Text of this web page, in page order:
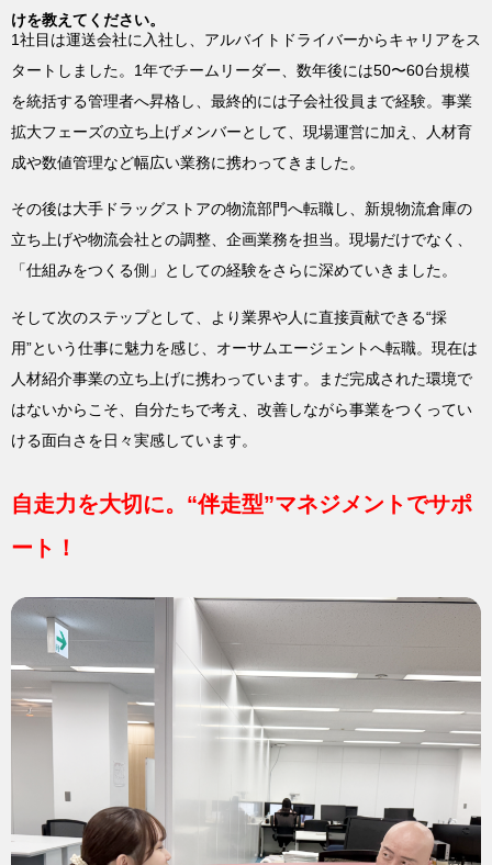
けを教えてください。
1社目は運送会社に入社し、アルバイトドライバーからキャリアをス
タートしました。1年でチームリーダー、数年後には50〜60台規模
を統括する管理者へ昇格し、最終的には子会社役員まで経験。事業
拡大フェーズの立ち上げメンバーとして、現場運営に加え、人材育
成や数値管理など幅広い業務に携わってきました。
その後は大手ドラッグストアの物流部門へ転職し、新規物流倉庫の
立ち上げや物流会社との調整、企画業務を担当。現場だけでなく、
「仕組みをつくる側」としての経験をさらに深めていきました。
そして次のステップとして、より業界や人に直接貢献できる“採
用”という仕事に魅力を感じ、オーサムエージェントへ転職。現在は
人材紹介事業の立ち上げに携わっています。まだ完成された環境で
はないからこそ、自分たちで考え、改善しながら事業をつくってい
ける面白さを日々実感しています。
自走力を大切に。“伴走型”マネジメントでサポ
ート！